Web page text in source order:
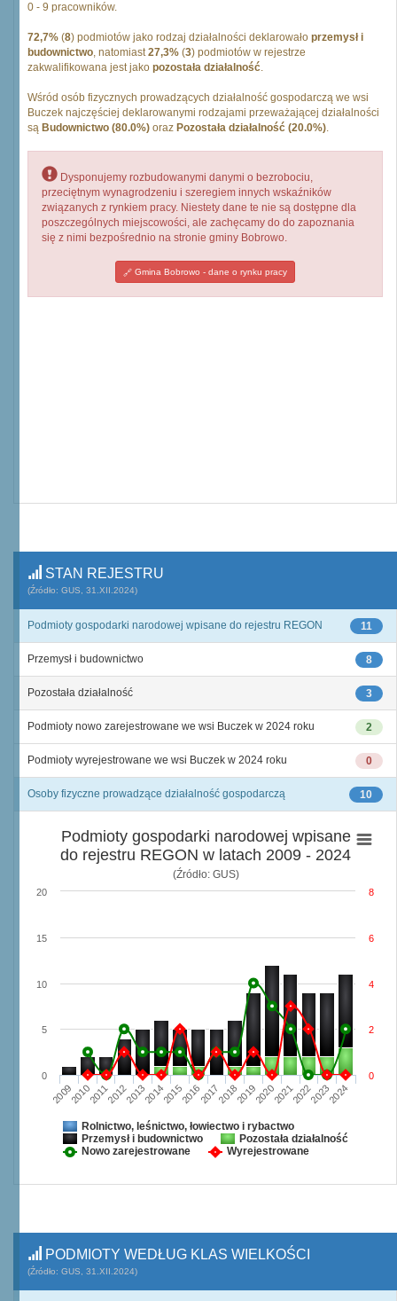
0 - 9 pracowników.
72,7% (8) podmiotów jako rodzaj działalności deklarowało przemysł i
budownictwo, natomiast27,3% (3) podmiotów w rejestrze
zakwalifikowana jest jako pozostała działalność.
Wśród osób fizycznych prowadzących działalność gospodarczą we wsi
Buczek najczęściej deklarowanymi rodzajami przeważającej działalności
są Budownictwo (80.0%) oraz Pozostała działalność (20.0%).
Dysponujemy rozbudowanymi danymi o bezrobociu,
przeciętnym wynagrodzeniu i szeregiem innych wskaźników
związanych z rynkiem pracy. Niestety dane te nie są dostępne dla
poszczególnych miejscowości, ale zachęcamy do do zapoznania
się z nimi bezpośrednio na stronie gminy Bobrowo.
Gmina Bobrowo - dane o rynku pracy
STAN REJESTRU
(Źródło: GUS, 31.XII.2024)
11
Podmioty gospodarki narodowej wpisane do rejestru REGON
8
Przemysł i budownictwo
3
Pozostała działalność
2
Podmioty nowo zarejestrowane we wsi Buczek w 2024 roku
0
Podmioty wyrejestrowane we wsi Buczek w 2024 roku
10
Osoby fizyczne prowadzące działalność gospodarczą
Podmioty gospodarki narodowej wpisane
do rejestru REGON w latach 2009 - 2024
(Źródło: GUS)
2009201020112012201320142015201620172018201920202021202220232024
0
5
10
15
20
0
2
4
6
8
Rolnictwo, leśnictwo, łowiectwo i rybactwo
Przemysł i budownictwo
Pozostała działalność
Nowo zarejestrowane
Wyrejestrowane
PODMIOTY WEDŁUG KLAS WIELKOŚCI
(Źródło: GUS, 31.XII.2024)